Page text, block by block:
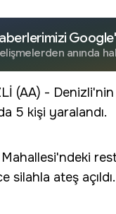
anında
(AA) -
5 kişi yaralandı.
silahla ateş açıldı.